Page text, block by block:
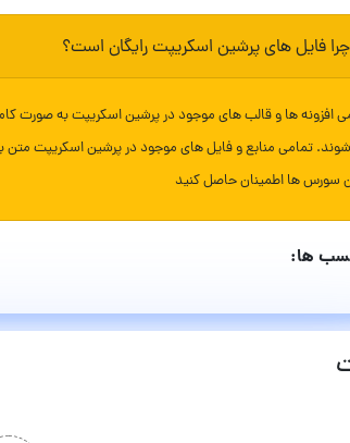
چرا فایل های پرشین اسکریپت رایگان است؟
افزونه ها و قالب های موجود در پرشین اسکریپت به صورت
تمامی منابع و فایل های موجود در پرشین اسکریپت
سورس ها اطمینان حاصل کنید
ها: